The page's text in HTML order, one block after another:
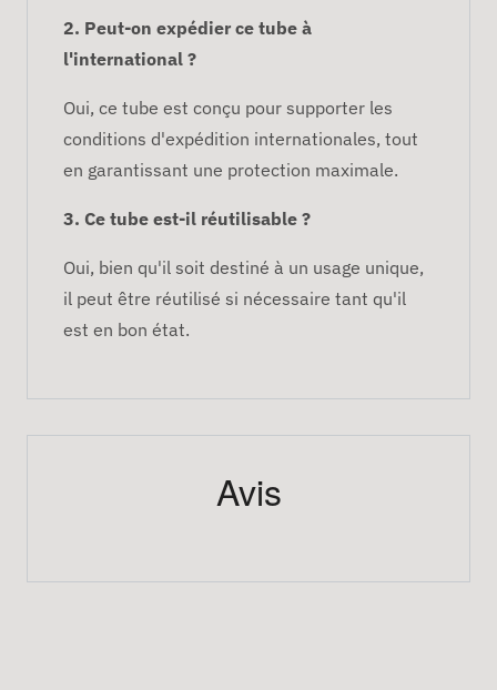
2. Peut-on expédier ce tube à
l'international ?
Oui, ce tube est conçu pour supporter les
conditions d'expédition internationales, tout
en garantissant une protection maximale.
3. Ce tube est-il réutilisable ?
Oui, bien qu'il soit destiné à un usage unique,
il peut être réutilisé si nécessaire tant qu'il
est en bon état.
Avis